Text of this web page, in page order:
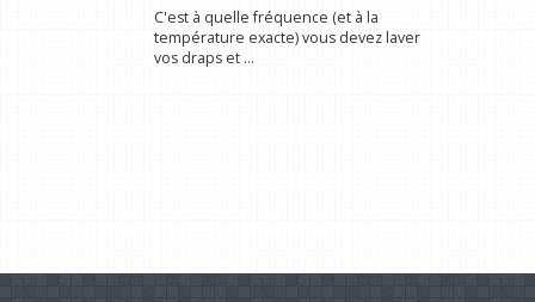
C'est à quelle fréquence (et à la
température exacte) vous devez laver
vos draps et ...